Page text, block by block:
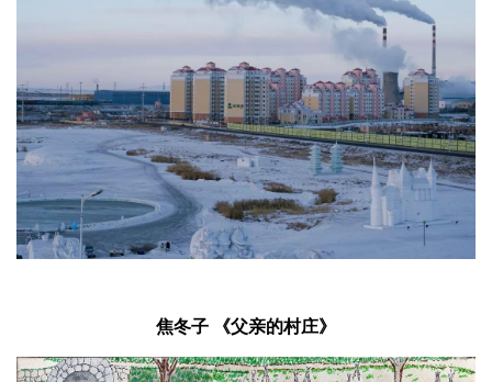
焦冬子 《父亲的村庄》